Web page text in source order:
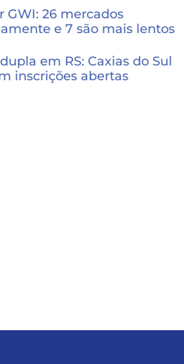
GWI: 26 mercados
e 7 são mais lentos
em RS: Caxias do Sul
inscrições abertas